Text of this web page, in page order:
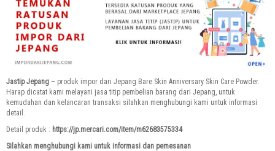
Jastip Jepang – produk impor dari Jepang Bare Skin Anniversary Skin Care Powder.
Harap dicatat kami melayani jasa titip pembelian barang dari Jepang, untuk
kemudahan dan kelancaran transaksi silahkan menghubungi kami untuk informasi
detail.
Detail produk : https://jp.mercari.com/item/m62683575334
Silahkan menghubungi kami untuk informasi dan pemesanan